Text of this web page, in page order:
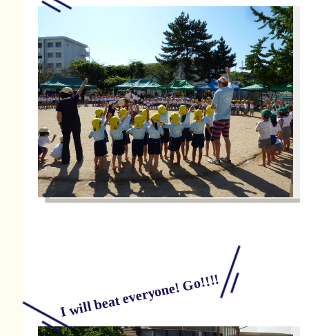
I will beat everyone! Go!!!!